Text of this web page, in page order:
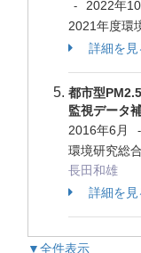
-
2022年
2021年度環
詳細を見
都市型
監視データ
2016年6月
-
環境研究総
長田和雄
詳細を見
▼全件表示